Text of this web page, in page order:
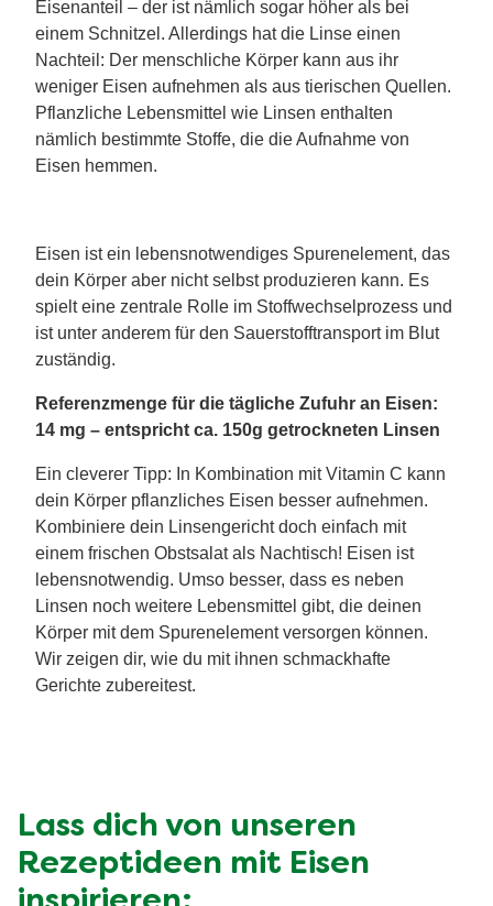
Eisenanteil – der ist nämlich sogar höher als bei
einem Schnitzel. Allerdings hat die Linse einen
Nachteil: Der menschliche Körper kann aus ihr
weniger Eisen aufnehmen als aus tierischen Quellen.
Pflanzliche Lebensmittel wie Linsen enthalten
nämlich bestimmte Stoffe, die die Aufnahme von
Eisen hemmen.
Eisen ist ein lebensnotwendiges Spurenelement, das
dein Körper aber nicht selbst produzieren kann. Es
spielt eine zentrale Rolle im Stoffwechselprozess und
ist unter anderem für den Sauerstofftransport im Blut
zuständig.
Referenzmenge für die tägliche Zufuhr an Eisen:
14 mg – entspricht ca. 150g getrockneten Linsen
Ein cleverer Tipp: In Kombination mit Vitamin C kann
dein Körper pflanzliches Eisen besser aufnehmen.
Kombiniere dein Linsengericht doch einfach mit
einem frischen Obstsalat als Nachtisch! Eisen ist
lebensnotwendig. Umso besser, dass es neben
Linsen noch weitere Lebensmittel gibt, die deinen
Körper mit dem Spurenelement versorgen können.
Wir zeigen dir, wie du mit ihnen schmackhafte
Gerichte zubereitest.
Lass dich von unseren
Rezeptideen mit Eisen